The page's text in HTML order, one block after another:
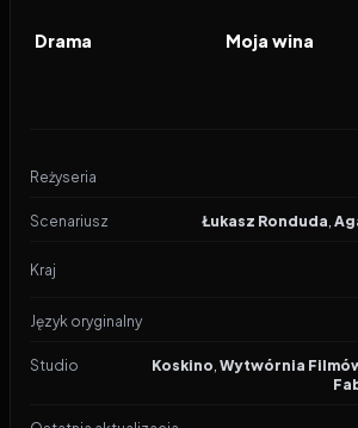
FILM
Drama FILM
Moja wina
Reżyseria
Scenariusz Łukasz Ronduda,
Kraj
Język oryginalny
Studio Koskino, Wytwórnia